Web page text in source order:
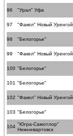
96 "Урал" Уфа
97 "Факел" Новый Уренгой
98 "Белогорье"
99 "Факел" Новый Уренгой
100 "Белогорье"
101 "Белогорье"
102 "Факел" Новый Уренгой
103 "Белогорье"
104 "Югра-Самотлор"
Нижневартовск